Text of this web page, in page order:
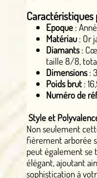
Caractéristiques
Epoque :
Matériau: Or
Diamants:
taille 8/8,
Dimensions:
Poids brut :
Numéro de
Style et
Non seulement
fièrement arborée
peut également
élégant, ajoutant
sophistication à